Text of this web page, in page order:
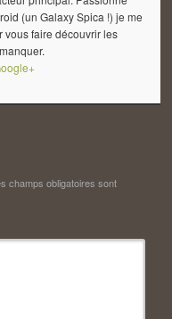
(un Galaxy Spica !) je me
vous faire découvrir les
champs obligatoires sont